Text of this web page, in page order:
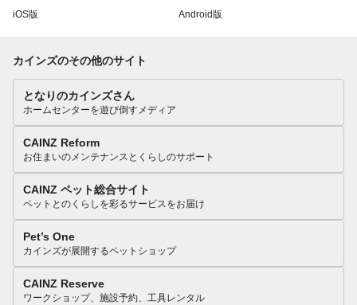
iOS版 Android版
カインズのその他のサイト
となりのカインズさん
ホームセンターを遊び倒すメディア
CAINZ Reform
お住まいのメンテナンスとくらしのサポート
CAINZ ペット総合サイト
ペットとのくらしを彩るサービスをお届け
Pet’s One
カインズが展開するペットショップ
CAINZ Reserve
ワークショップ、施設予約、工具レンタル